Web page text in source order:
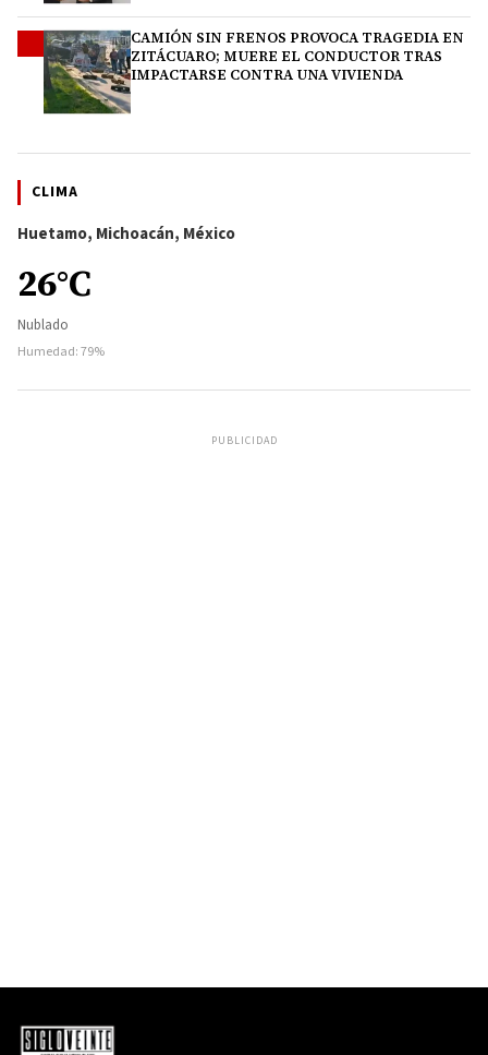
CAMIÓN SIN FRENOS PROVOCA TRAGEDIA EN
ZITÁCUARO; MUERE EL CONDUCTOR TRAS
IMPACTARSE CONTRA UNA VIVIENDA
CLIMA
Huetamo, Michoacán, México
26°C
Nublado
Humedad: 79%
PUBLICIDAD